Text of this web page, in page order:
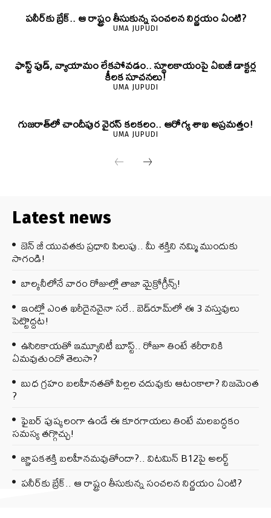
పనీర్‌కు బ్రేక్.. ఆ రాష్ట్రం తీసుకున్న సంచలన నిర్ణయం ఏంటి?
UMA JUPUDI
ఫాస్ట్ ఫుడ్, వ్యాయామం లేకపోవడం.. స్థూలకాయంపై ఏఐజీ డాక్టర్ల
కీలక సూచనలు!
UMA JUPUDI
గుజరాత్‌లో చాందీపుర వైరస్ కలకలం.. ఆరోగ్య శాఖ అప్రమత్తం!
UMA JUPUDI
Latest news
జెన్‌ జీ యువతకు ప్రధాని పిలుపు.. మీ శక్తిని నమ్మి ముందుకు
సాగండి!
బాల్కనీలోనే వారం రోజుల్లో తాజా మైక్రోగ్రీన్స్‌!
ఇంట్లో ఎంత ఖరీదైనవైనా సరే.. బెడ్‌రూమ్‌లో ఈ 3 వస్తువులు
పెట్టొద్దట!
ఉసిరికాయతో ఇమ్యూనిటీ బూస్ట్‌.. రోజూ తింటే శరీరానికి
ఏమవుతుందో తెలుసా?
బుధ గ్రహం బలహీనతతో పిల్లల చదువుకు ఆటంకాలా? నిజమెంత
?
ఫైబర్‌ పుష్కలంగా ఉండే ఈ కూరగాయలు తింటే మలబద్ధకం
సమస్య తగ్గొచ్చు!
జ్ఞాపకశక్తి బలహీనమవుతోందా?.. విటమిన్ B12పై అలర్ట్
పనీర్‌కు బ్రేక్.. ఆ రాష్ట్రం తీసుకున్న సంచలన నిర్ణయం ఏంటి?